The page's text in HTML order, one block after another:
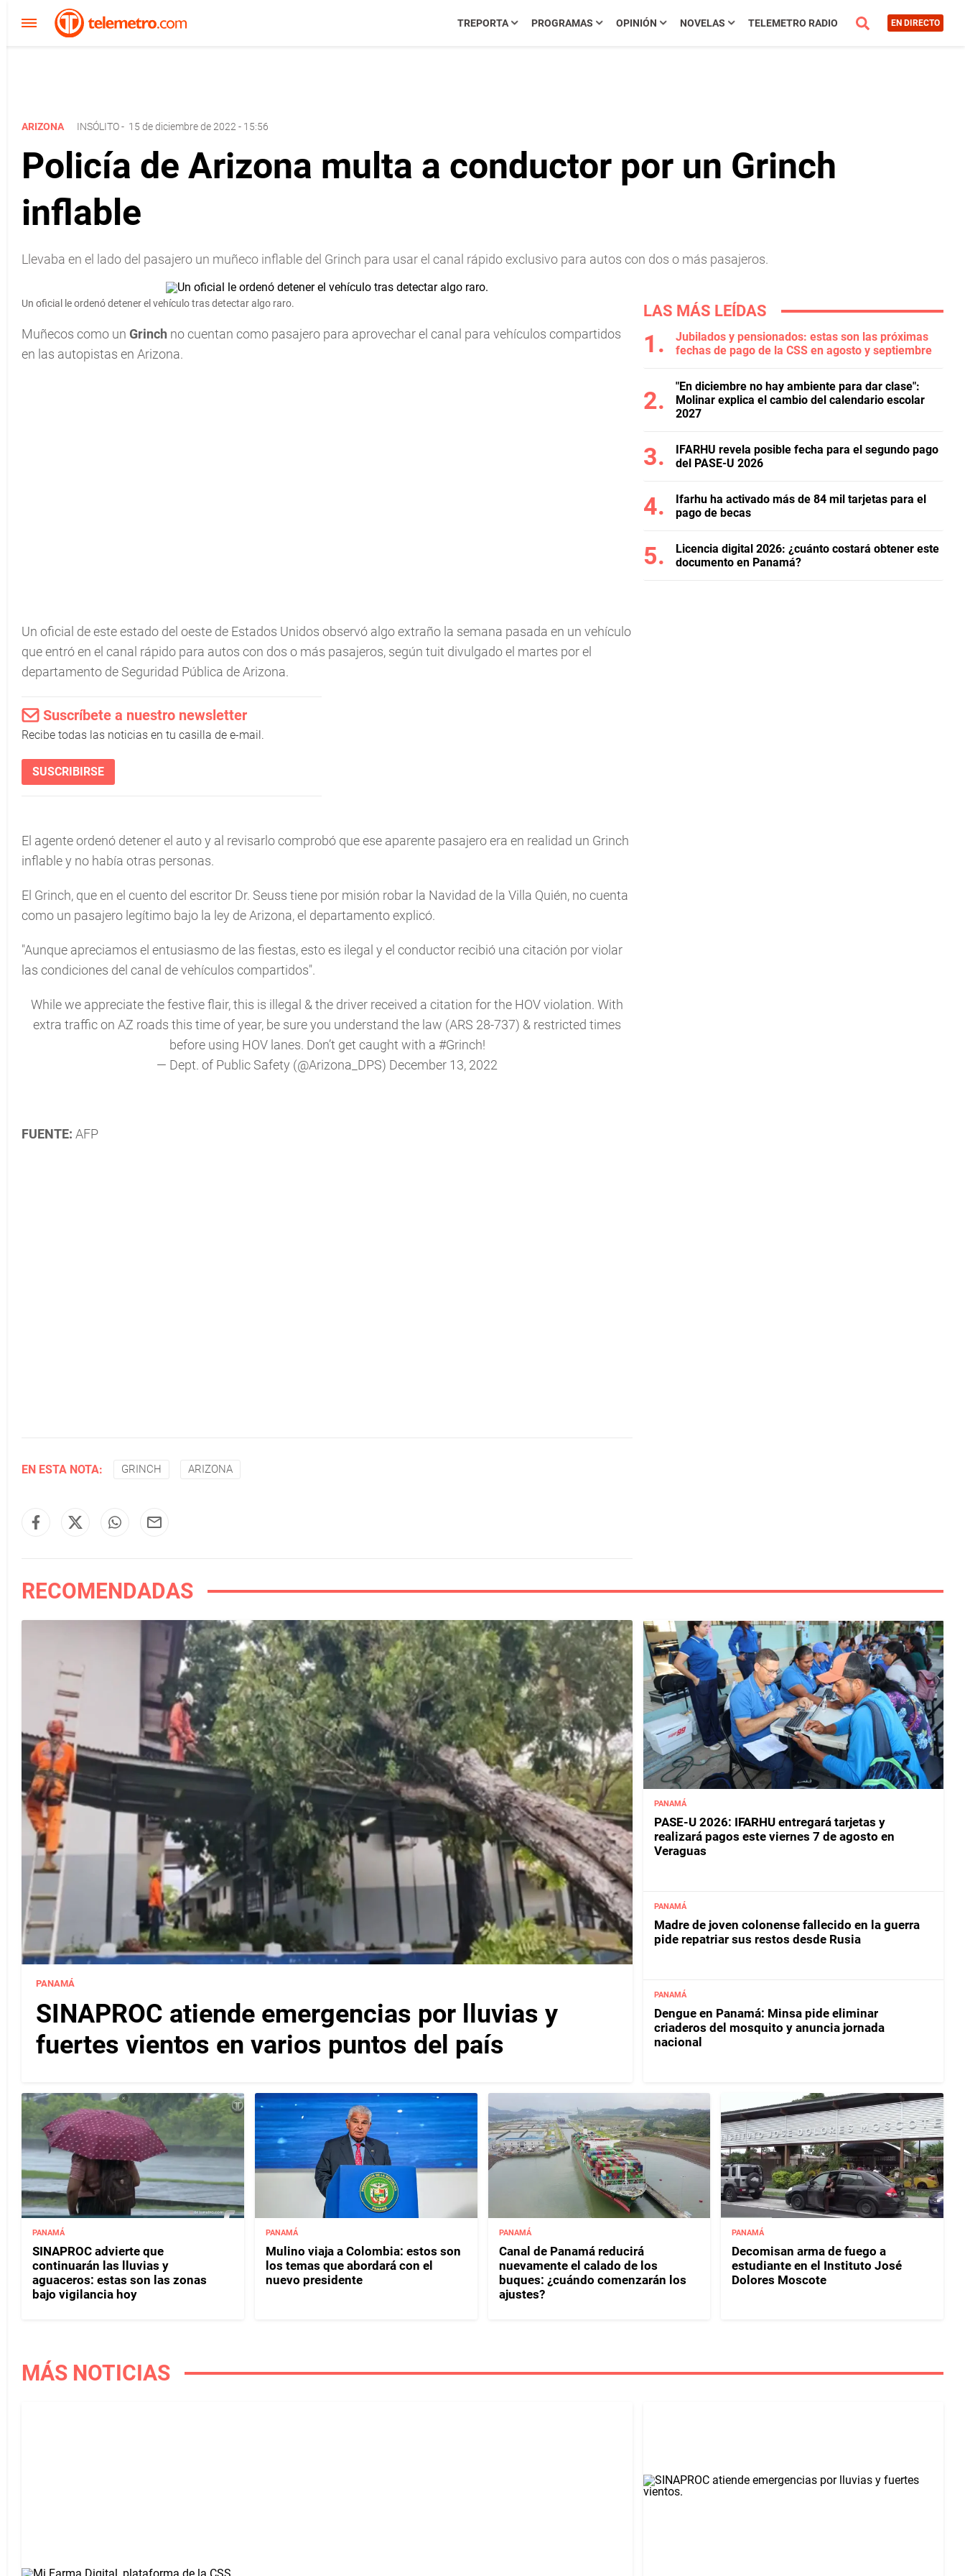
TREPORTA PROGRAMAS OPINIÓN NOVELAS TELEMETRO RADIO EN DIRECTO
ARIZONA INSÓLITO- 15 de diciembre de 2022 - 15:56
Policía de Arizona multa a conductor por un Grinch
inflable
Llevaba en el lado del pasajero un muñeco inflable del Grinch para usar el canal rápido exclusivo para autos con dos o más pasajeros.
Un oficial le ordenó detener el vehículo tras detectar algo raro.
Muñecos como un Grinch no cuentan como pasajero para aprovechar el canal para vehículos compartidos
en las autopistas en Arizona.
Un oficial de este estado del oeste de Estados Unidos observó algo extraño la semana pasada en un vehículo
que entró en el canal rápido para autos con dos o más pasajeros, según tuit divulgado el martes por el
departamento de Seguridad Pública de Arizona.
Suscríbete a nuestro newsletter
Recibe todas las noticias en tu casilla de e-mail.
SUSCRIBIRSE
El agente ordenó detener el auto y al revisarlo comprobó que ese aparente pasajero era en realidad un Grinch
inflable y no había otras personas.
El Grinch, que en el cuento del escritor Dr. Seuss tiene por misión robar la Navidad de la Villa Quién, no cuenta
como un pasajero legítimo bajo la ley de Arizona, el departamento explicó.
"Aunque apreciamos el entusiasmo de las fiestas, esto es ilegal y el conductor recibió una citación por violar
las condiciones del canal de vehículos compartidos".
While we appreciate the festive flair, this is illegal & the driver received a citation for the HOV violation. With
extra traffic on AZ roads this time of year, be sure you understand the law (ARS 28-737) & restricted times
before using HOV lanes. Don’t get caught with a #Grinch!
— Dept. of Public Safety (@Arizona_DPS) December 13, 2022
FUENTE: AFP
EN ESTA NOTA: GRINCH ARIZONA
LAS MÁS LEÍDAS
Jubilados y pensionados: estas son las próximas
fechas de pago de la CSS en agosto y septiembre
"En diciembre no hay ambiente para dar clase":
Molinar explica el cambio del calendario escolar
2027
IFARHU revela posible fecha para el segundo pago
del PASE-U 2026
Ifarhu ha activado más de 84 mil tarjetas para el
pago de becas
Licencia digital 2026: ¿cuánto costará obtener este
documento en Panamá?
RECOMENDADAS
PANAMÁ
SINAPROC atiende emergencias por lluvias y
fuertes vientos en varios puntos del país
PANAMÁ
PASE-U 2026: IFARHU entregará tarjetas y
realizará pagos este viernes 7 de agosto en
Veraguas
PANAMÁ
Madre de joven colonense fallecido en la guerra
pide repatriar sus restos desde Rusia
PANAMÁ
Dengue en Panamá: Minsa pide eliminar
criaderos del mosquito y anuncia jornada
nacional
PANAMÁ
SINAPROC advierte que
continuarán las lluvias y
aguaceros: estas son las zonas
bajo vigilancia hoy
PANAMÁ
Mulino viaja a Colombia: estos son
los temas que abordará con el
nuevo presidente
PANAMÁ
Canal de Panamá reducirá
nuevamente el calado de los
buques: ¿cuándo comenzarán los
ajustes?
PANAMÁ
Decomisan arma de fuego a
estudiante en el Instituto José
Dolores Moscote
MÁS NOTICIAS